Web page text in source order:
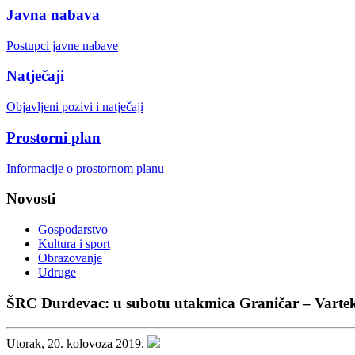
Javna nabava
Postupci javne nabave
Natječaji
Objavljeni pozivi i natječaji
Prostorni plan
Informacije o prostornom planu
Novosti
Gospodarstvo
Kultura i sport
Obrazovanje
Udruge
ŠRC Đurđevac: u subotu utakmica Graničar –
Utorak, 20. kolovoza 2019.